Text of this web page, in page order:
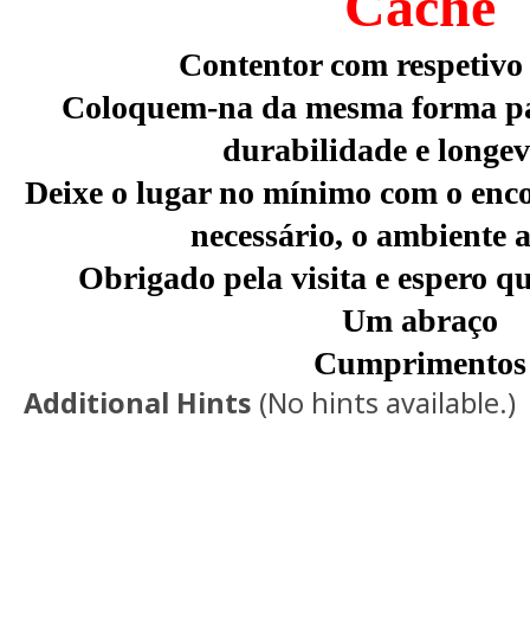
Contentor com
Coloquem-na da mesma forma
durabilidade e
Deixe o lugar no mínimo com o
necessário, o ambiente
Obrigado pela visita e espero
Um abraço
Cumprimentos
Additional Hints (No hints available.)